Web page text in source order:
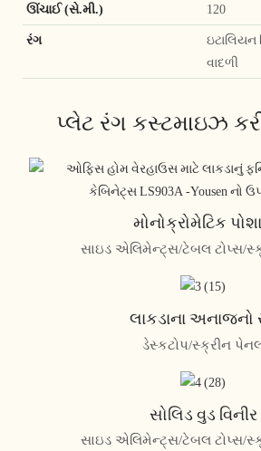
ઊંચાઈ (સે.મી.) 120
રંગ
ઇટાલિયન
વાદળી
પ્લેટ રંગ કસ્ટમાઇઝ
મોનોક્રોમેટિક
સાઇડ એલિમેન્ટ્સ/ટેબલ ટોપ્સ/
લાકડાના અનાજનો
ડેસ્કટોપ/સ્ક્રીન
સોલિડ વુડ વિનીર
સાઇડ એલિમેન્ટ્સ/ટેબલ ટોપ્સ/